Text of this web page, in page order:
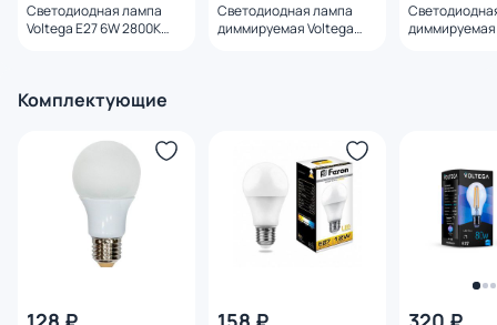
Светодиодная лампа
Voltega E27 6W 2800K
Светодиодная лампа
диммируемая Voltega
Комплектующие